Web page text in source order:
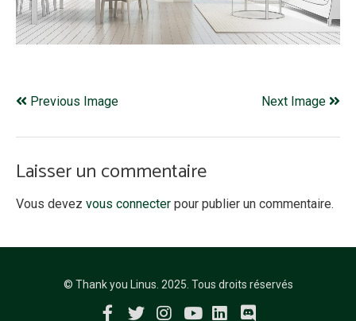
Previous Image Next Image
Laisser un commentaire
Vous devez vous connecter pour publier un commentaire.
© Thank you Linus. 2025. Tous droits réservés